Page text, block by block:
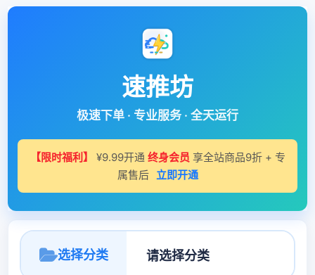
速推坊
极速下单 · 专业服务 · 全天运行
【限时福利】 ¥9.99开通 终身会员 享全站商品9折 + 专
属售后 立即开通
选择分类